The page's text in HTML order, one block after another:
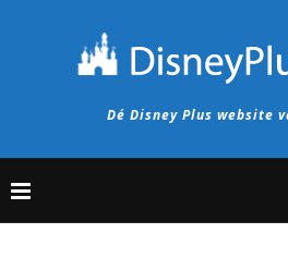
Dé Disney Plus website